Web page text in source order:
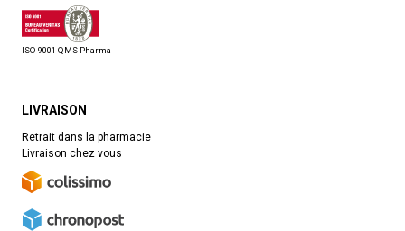
ISO-9001 QMS Pharma
LIVRAISON
Retrait dans la pharmacie
Livraison chez vous